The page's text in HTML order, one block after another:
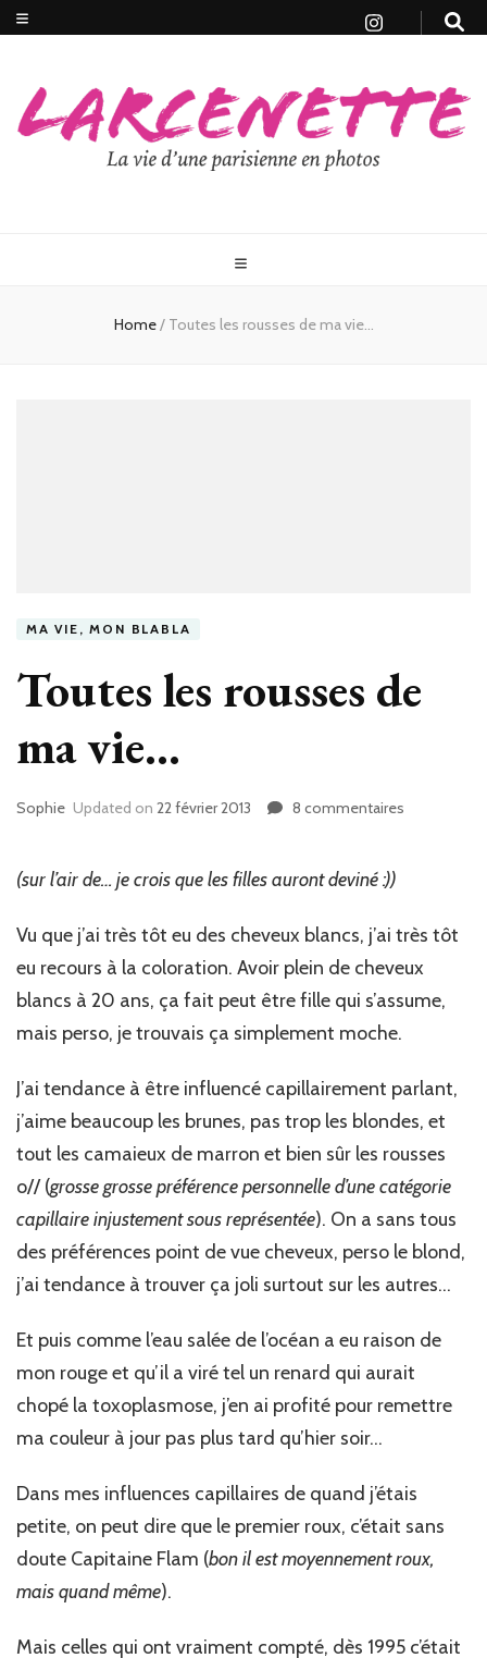
Home/ Toutes les rousses de ma vie…
MA VIE, MON BLABLA
Toutes les rousses de
ma vie…
Sophie Updated on 22 février 2013 8 commentaires
ma
vie…
(sur l’air de… je crois que les filles auront deviné :))
Vu que j’ai très tôt eu des cheveux blancs, j’ai très tôt
eu recours à la coloration. Avoir plein de cheveux
blancs à 20 ans, ça fait peut être fille qui s’assume,
mais perso, je trouvais ça simplement moche.
J’ai tendance à être influencé capillairement parlant,
j’aime beaucoup les brunes, pas trop les blondes, et
tout les camaieux de marron et bien sûr les rousses
o// (grosse grosse préférence personnelle d’une catégorie
capillaire injustement sous représentée). On a sans tous
des préférences point de vue cheveux, perso le blond,
j’ai tendance à trouver ça joli surtout sur les autres…
Et puis comme l’eau salée de l’océan a eu raison de
mon rouge et qu’il a viré tel un renard qui aurait
chopé la toxoplasmose, j’en ai profité pour remettre
ma couleur à jour pas plus tard qu’hier soir…
Dans mes influences capillaires de quand j’étais
petite, on peut dire que le premier roux, c’était sans
doute Capitaine Flam (bon il est moyennement roux,
mais quand même).
Mais celles qui ont vraiment compté, dès 1995 c’était